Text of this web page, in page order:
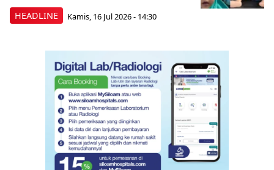
HEADLINE Kamis, 16 Jul 2026 - 14:30